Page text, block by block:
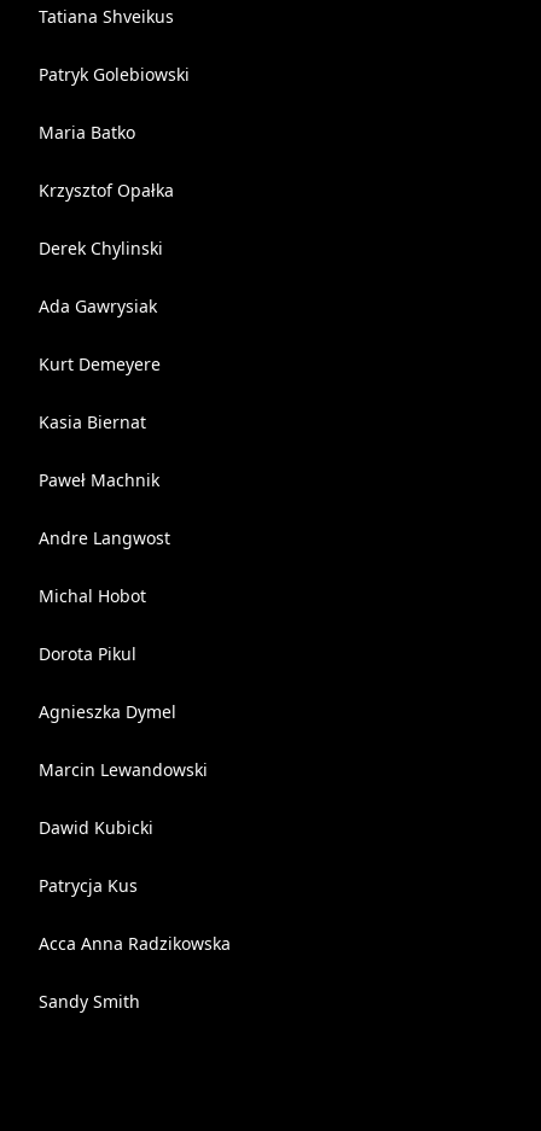
Tatiana Shveikus
Patryk Golebiowski
Maria Batko
Krzysztof Opałka
Derek Chylinski
Ada Gawrysiak
Kurt Demeyere
Kasia Biernat
Paweł Machnik
Andre Langwost
Michal Hobot
Dorota Pikul
Agnieszka Dymel
Marcin Lewandowski
Dawid Kubicki
Patrycja Kus
Acca Anna Radzikowska
Sandy Smith